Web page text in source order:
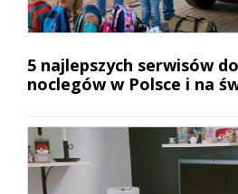
5 najlepszych serwisów
noclegów w Polsce i na